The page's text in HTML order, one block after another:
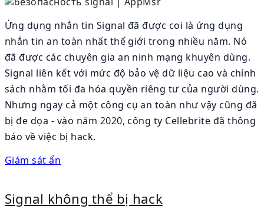
Ứng dụng nhắn tin Signal đã được coi là ứng dụng
nhắn tin an toàn nhất thế giới trong nhiều năm. Nó
đã được các chuyên gia an ninh mạng khuyên dùng.
Signal liên kết với mức độ bảo vệ dữ liệu cao và chính
sách nhằm tối đa hóa quyền riêng tư của người dùng.
Nhưng ngay cả một công cụ an toàn như vậy cũng đã
bị đe dọa - vào năm 2020, công ty Cellebrite đã thông
báo về việc bị hack.
Giám sát ẩn
Signal không thể bị hack